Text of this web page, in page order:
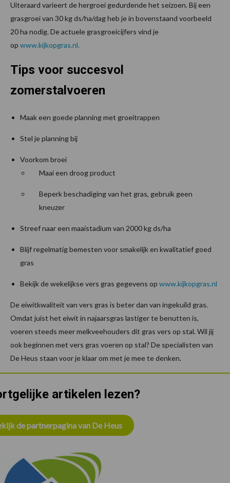
Uiteraard varieert de hergroei gedurdende het seizoen. Bij een
grasgroei van 30 kg ds/ha/dag heb je in bovenstaand voorbeeld
20 ha nodig. De actuele grasgroeicijfers vind je
op www.kijkopgras.nl.
Tips voor succesvol
zomerstalvoeren
Maak een goede planning met groeitrappen
Stel je planning bij
Voorkom broei
Maai een droog product
Beperk beschadiging van het gras, gebruik geen
kneuzer
Streef naar een maaistadium van 2000 kg ds/ha
Blijf regelmatig bemesten voor smakelijk en kwalitatief goed
gras
Bekijk de wekelijkse vers gras gegevens op www.kijkopgras.nl
De eiwitkwaliteit van vers gras is beter dan van ingekuild gras.
Omdat juist het eiwit in najaarsgras lastiger te benutten is,
voeren steeds meer melkveehouders dit gras vers op stal. Wil jij
ook beginnen met vers gras voeren op stal? De specialisten van
De Heus staan voor je klaar om met je mee te denken.
artikelen lezen?
de partnerpagina van De Heus